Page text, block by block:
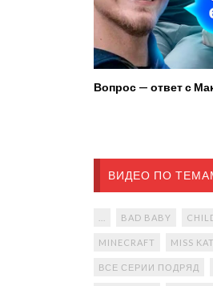
Вопрос — ответ с
ВИДЕО ПО
BAD BABY
MINECRAFT MISS
ВСЕ СЕРИИ ПОДРЯД